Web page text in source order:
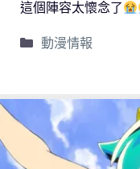
這個陣容太懷念了
動漫情報